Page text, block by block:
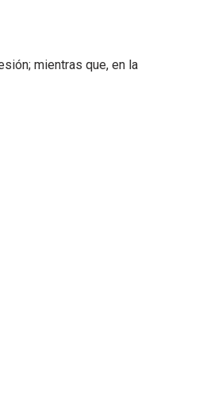
mientras que, en la